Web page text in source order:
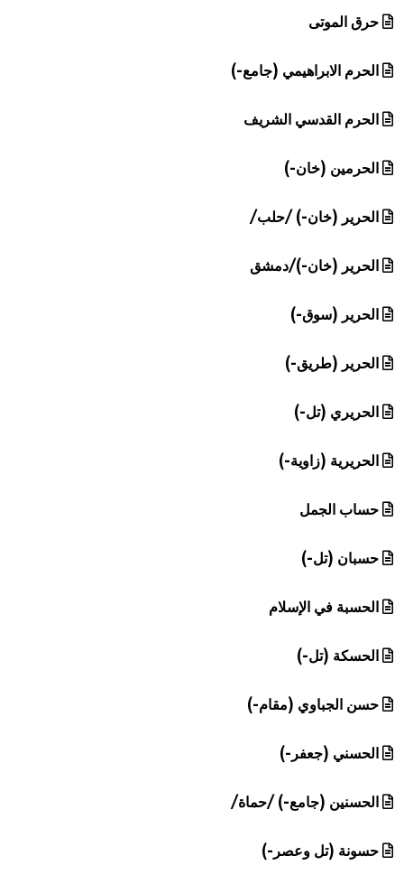
حرق الموتى
الحرم الابراهيمي (جامع-)
الحرم القدسي الشريف
الحرمين (خان-)
الحرير (خان-) /حلب/
الحرير (خان-)/دمشق
الحرير (سوق-)
الحرير (طريق-)
الحريري (تل-)
الحريرية (زاوية-)
حساب الجمل
حسبان (تل-)
الحسبة في الإسلام
الحسكة (تل-)
حسن الجباوي (مقام-)
الحسني (جعفر-)
الحسنين (جامع-) /حماة/
حسونة (تل وعصر-)